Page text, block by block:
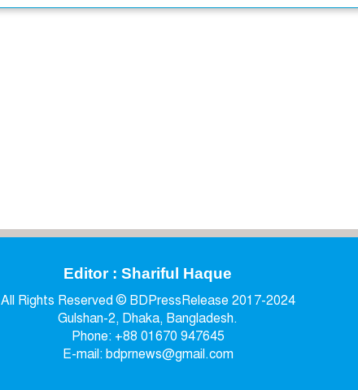
Editor : Shariful Haque
All Rights Reserved © BDPressRelease 2017-2024
Gulshan-2, Dhaka, Bangladesh.
Phone: +88 01670 947645
E-mail: bdprnews@gmail.com